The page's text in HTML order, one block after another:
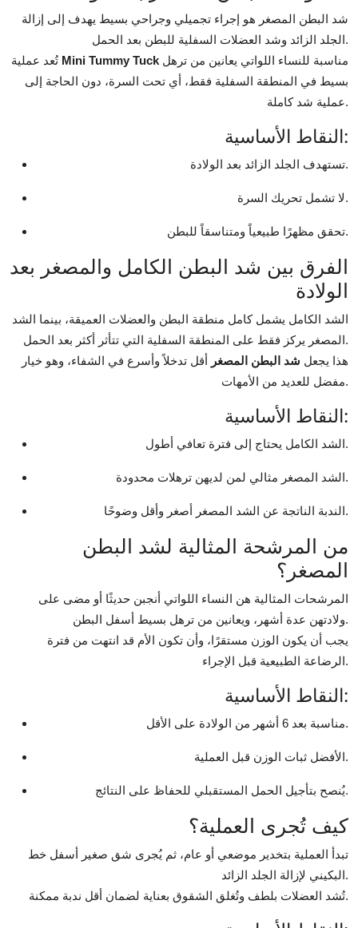
شد البطن المصغر هو إجراء تجميلي وجراحي بسيط يهدف إلى إزالة
الجلد الزائد وشد العضلات السفلية للبطن بعد الحمل.
Mini Tummy Tuck
بسيط في المنطقة السفلية فقط، أي تحت السرة، دون الحاجة إلى
عملية شد كاملة.
النقاط الأساسية:
تستهدف الجلد الزائد بعد الولادة.
لا تشمل تحريك السرة.
تحقق مظهرًا طبيعياً ومتناسقاً للبطن.
الفرق بين شد البطن الكامل والمصغر بعد
الولادة
الشد الكامل يشمل كامل منطقة البطن والعضلات العميقة، بينما الشد
المصغر يركز فقط على المنطقة السفلية التي تتأثر أكثر بعد الحمل.
هذا يجعل شد البطن المصغر أقل تدخلاً وأسرع في الشفاء، وهو خيار
مفضل للعديد من الأمهات.
النقاط الأساسية:
الشد الكامل يحتاج إلى فترة تعافي أطول.
الشد المصغر مثالي لمن لديهن ترهلات محدودة.
الندبة الناتجة عن الشد المصغر أصغر وأقل وضوحًا.
من المرشحة المثالية لشد البطن
المصغر؟
المرشحات المثالية هن النساء اللواتي أنجبن حديثًا أو مضى على
ولادتهن عدة أشهر، ويعانين من ترهل بسيط أسفل البطن.
يجب أن يكون الوزن مستقرًا، وأن تكون الأم قد انتهت من فترة
الرضاعة الطبيعية قبل الإجراء.
النقاط الأساسية:
مناسبة بعد 6 أشهر من الولادة على الأقل.
الأفضل ثبات الوزن قبل العملية.
يُنصح بتأجيل الحمل المستقبلي للحفاظ على النتائج.
كيف تُجرى العملية؟
تبدأ العملية بتخدير موضعي أو عام، ثم يُجرى شق صغير أسفل خط
البكيني لإزالة الجلد الزائد.
تُشد العضلات بلطف وتُغلق الشقوق بعناية لضمان أقل ندبة ممكنة.